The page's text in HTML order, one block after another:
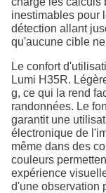
inestimables pour
détection allant
qu'aucune cible
Le confort
Lumi H35R.
g, ce qui la rend
randonnées. Le
garantit une
électronique de
même dans des
couleurs
expérience
d'une observation